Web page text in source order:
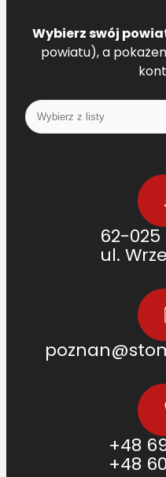
Wybierz swój
powiatu), a
62-025
ul.
+48
+48